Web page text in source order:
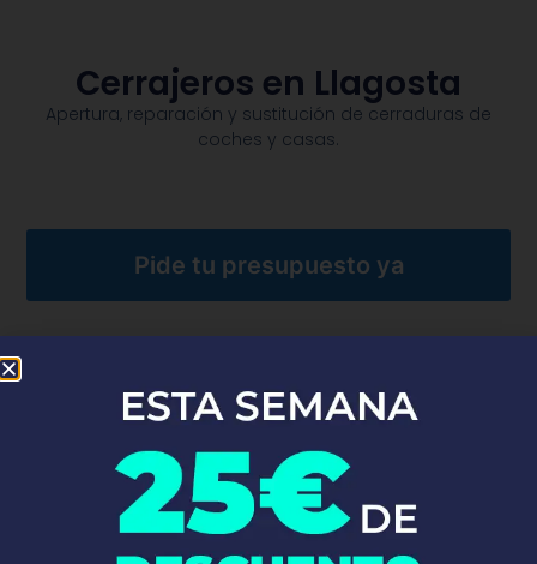
Cerrajeros en Llagosta
Apertura, reparación y sustitución de cerraduras de
coches y casas.​
Pide tu presupuesto ya